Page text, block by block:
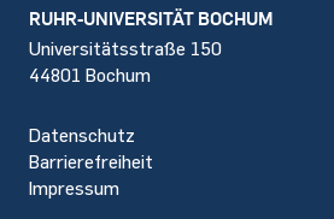
Footer
RUHR-UNIVERSITÄT BOCHUM
Universitätsstraße 150
44801 Bochum
Datenschutz
Barrierefreiheit
Impressum